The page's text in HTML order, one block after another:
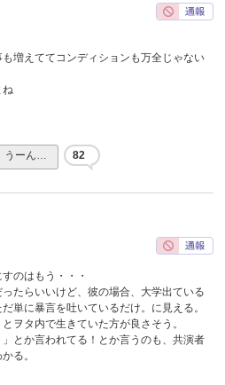
増えててコンディションも万全じゃない
ね
うーん… 82
のはもう・・・
たらいいけど、彼の場合、大学出ている
単に暴言を吐いているだけ。に見える。
ヲタ内で生きていた方が良さそう。
とか言われてる！とか言うのも、共演者
る。